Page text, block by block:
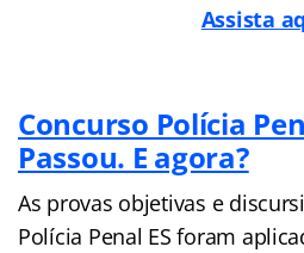
Assista
Concurso Polícia
Passou. E agora?
As provas objetivas e
Polícia Penal ES foram